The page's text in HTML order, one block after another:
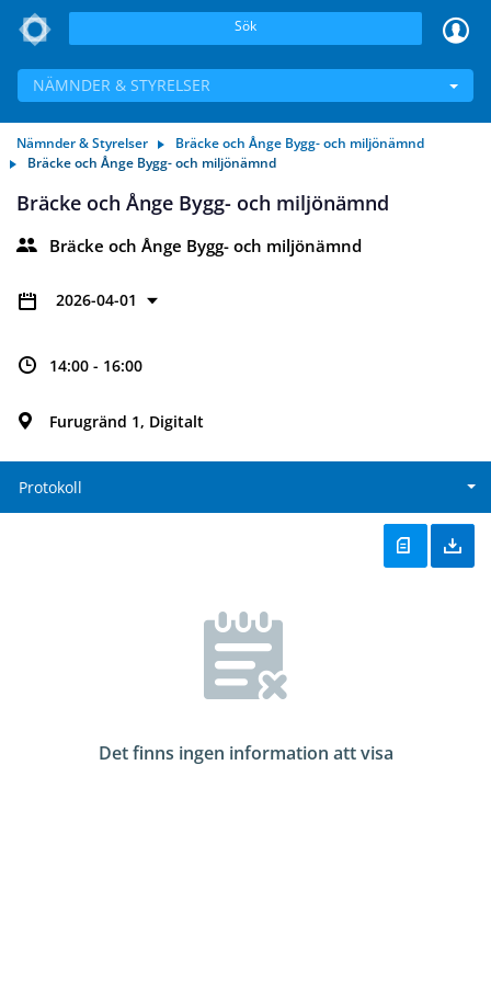
Sök
NÄMNDER & STYRELSER
Nämnder & Styrelser
Bräcke och Ånge Bygg- och miljönämnd
Bräcke och Ånge Bygg- och miljönämnd
Bräcke och Ånge Bygg- och miljönämnd
Bräcke och Ånge Bygg- och miljönämnd
2026-04-01
14:00 - 16:00
Furugränd 1, Digitalt
Protokoll
Det finns ingen information att visa